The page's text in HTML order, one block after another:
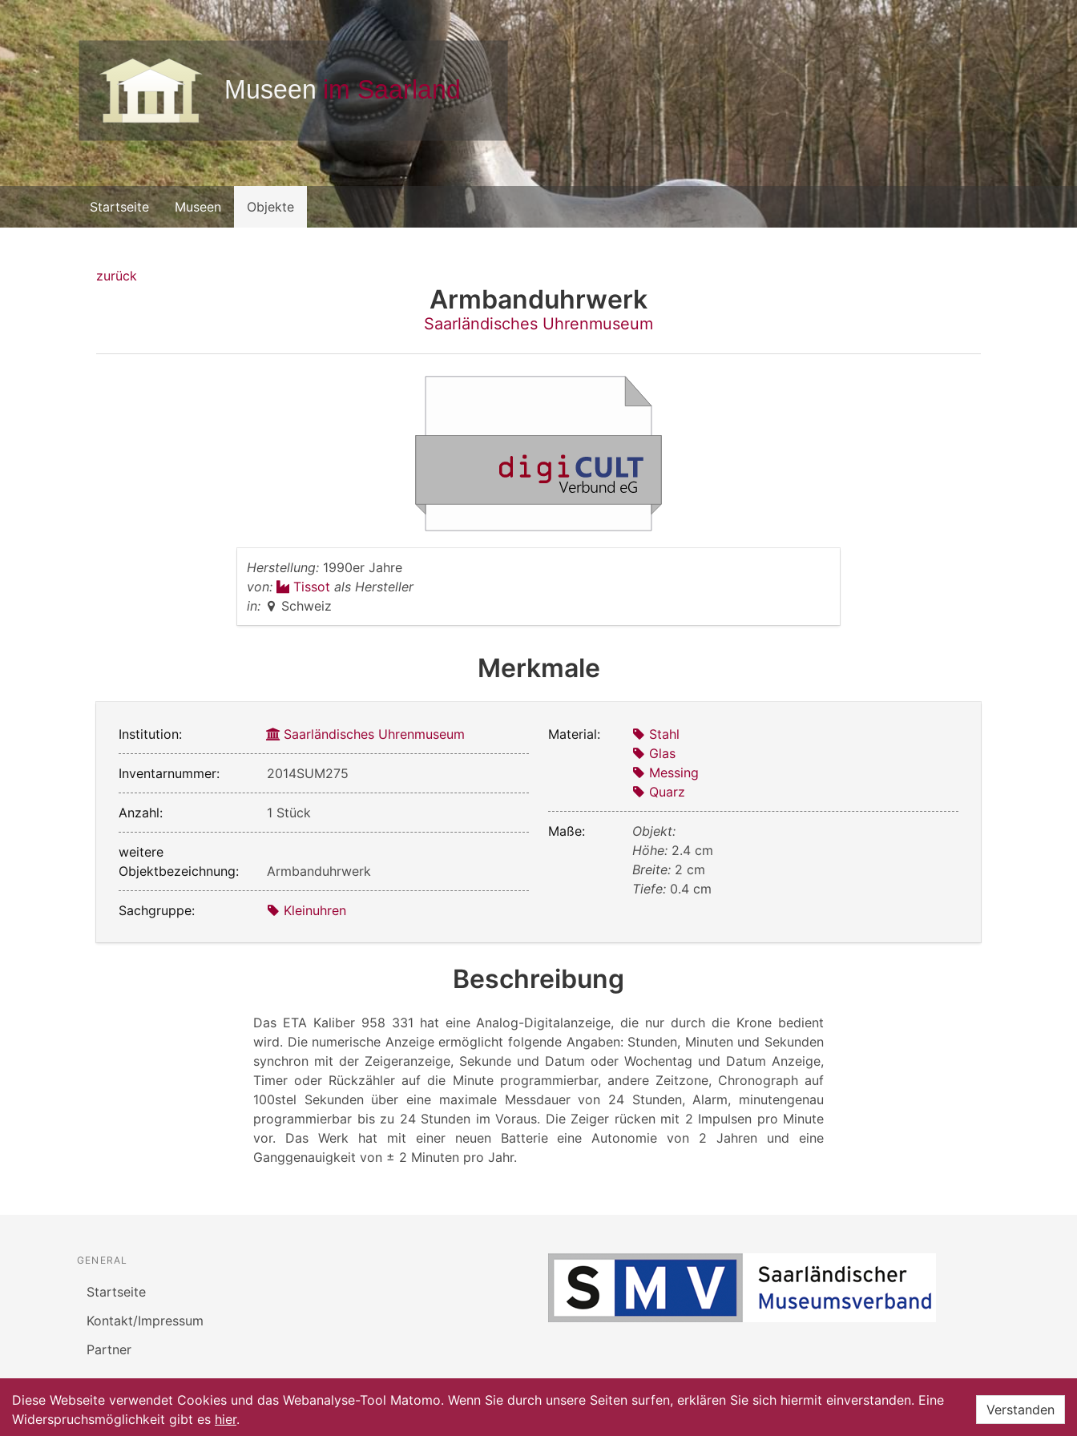
Startseite Museen Objekte
zurück
Armbanduhrwerk
Saarländisches Uhrenmuseum
Herstellung: 1990er Jahre
von:
Tissot als Hersteller
in:
Schweiz
Merkmale
Institution: Saarländisches Uhrenmuseum
Inventarnummer: 2014SUM275
Anzahl: 1 Stück
weitere
Objektbezeichnung:
Armbanduhrwerk
Sachgruppe: Kleinuhren
Material:
Stahl
Glas
Messing
Quarz
Maße:
Objekt:
Höhe: 2.4 cm
Breite: 2 cm
Tiefe: 0.4 cm
Beschreibung
Das ETA Kaliber 958 331 hat eine Analog-Digitalanzeige, die nur durch die Krone bedient
wird. Die numerische Anzeige ermöglicht folgende Angaben: Stunden, Minuten und Sekunden
synchron mit der Zeigeranzeige, Sekunde und Datum oder Wochentag und Datum Anzeige,
Timer oder Rückzähler auf die Minute programmierbar, andere Zeitzone, Chronograph auf
100stel Sekunden über eine maximale Messdauer von 24 Stunden, Alarm, minutengenau
programmierbar bis zu 24 Stunden im Voraus. Die Zeiger rücken mit 2 Impulsen pro Minute
vor. Das Werk hat mit einer neuen Batterie eine Autonomie von 2 Jahren und eine
Ganggenauigkeit von ± 2 Minuten pro Jahr.
GENERAL
Startseite
Kontakt/Impressum
Partner
Diese Webseite verwendet Cookies und das Webanalyse-Tool Matomo. Wenn Sie durch unsere Seiten surfen, erklären Sie sich hiermit einverstanden. Eine
Widerspruchsmöglichkeit gibt es hier.
Verstanden